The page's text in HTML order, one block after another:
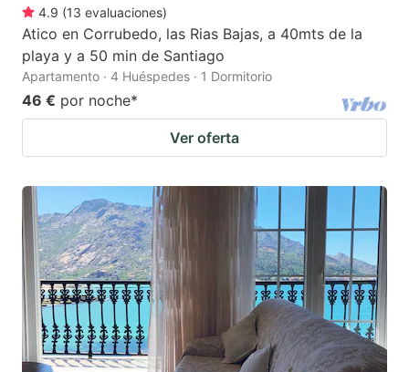
4.9 (13 evaluaciones)
Atico en Corrubedo, las Rias Bajas, a 40mts de la
playa y a 50 min de Santiago
Apartamento · 4 Huéspedes · 1 Dormitorio
46 € por noche*
Ver oferta